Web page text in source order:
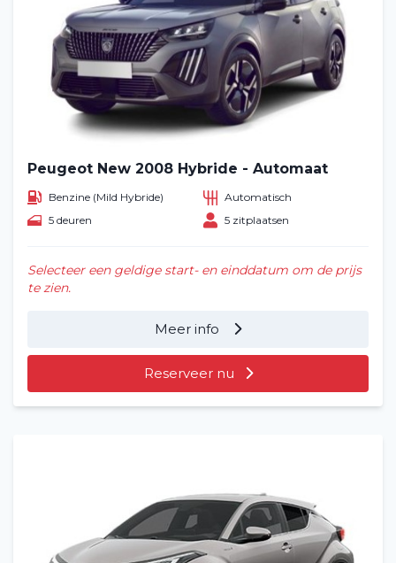
Peugeot New 2008 Hybride - Automaat
Benzine (Mild Hybride)
Automatisch
5 deuren
5 zitplaatsen
Selecteer een geldige start- en einddatum om de prijs
te zien.
Meer info
Reserveer nu